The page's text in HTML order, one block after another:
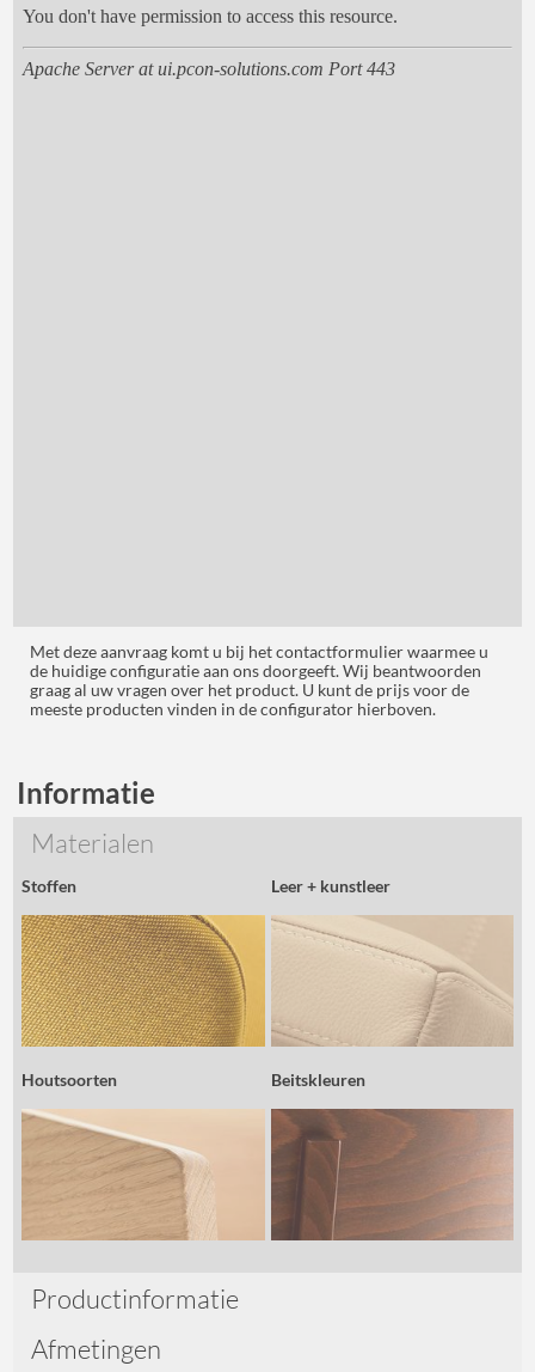
Met deze aanvraag komt u bij het contactformulier waarmee u
de huidige configuratie aan ons doorgeeft. Wij beantwoorden
graag al uw vragen over het product. U kunt de prijs voor de
meeste producten vinden in de configurator hierboven.
Informatie
Materialen
Stoffen Leer + kunstleer
Houtsoorten Beitskleuren
Productinformatie
Afmetingen